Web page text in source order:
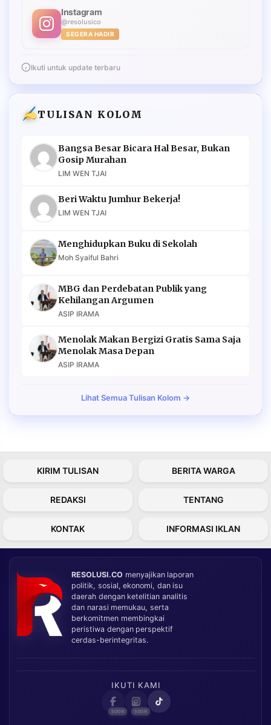
Instagram
@resolusico
SEGERA HADIR
Ikuti untuk update terbaru
TULISAN KOLOM
Bangsa Besar Bicara Hal Besar, Bukan
Gosip Murahan
LIM WEN TJAI
Beri Waktu Jumhur Bekerja!
LIM WEN TJAI
Menghidupkan Buku di Sekolah
Moh Syaiful Bahri
MBG dan Perdebatan Publik yang
Kehilangan Argumen
ASIP IRAMA
Menolak Makan Bergizi Gratis Sama Saja
Menolak Masa Depan
ASIP IRAMA
Lihat Semua Tulisan Kolom →
KIRIM TULISAN BERITA WARGA
REDAKSI TENTANG
KONTAK INFORMASI IKLAN
RESOLUSI.CO menyajikan laporan
politik, sosial, ekonomi, dan isu
daerah dengan ketelitian analitis
dan narasi memukau, serta
berkomitmen membingkai
peristiwa dengan perspektif
cerdas-berintegritas.
IKUTI KAMI